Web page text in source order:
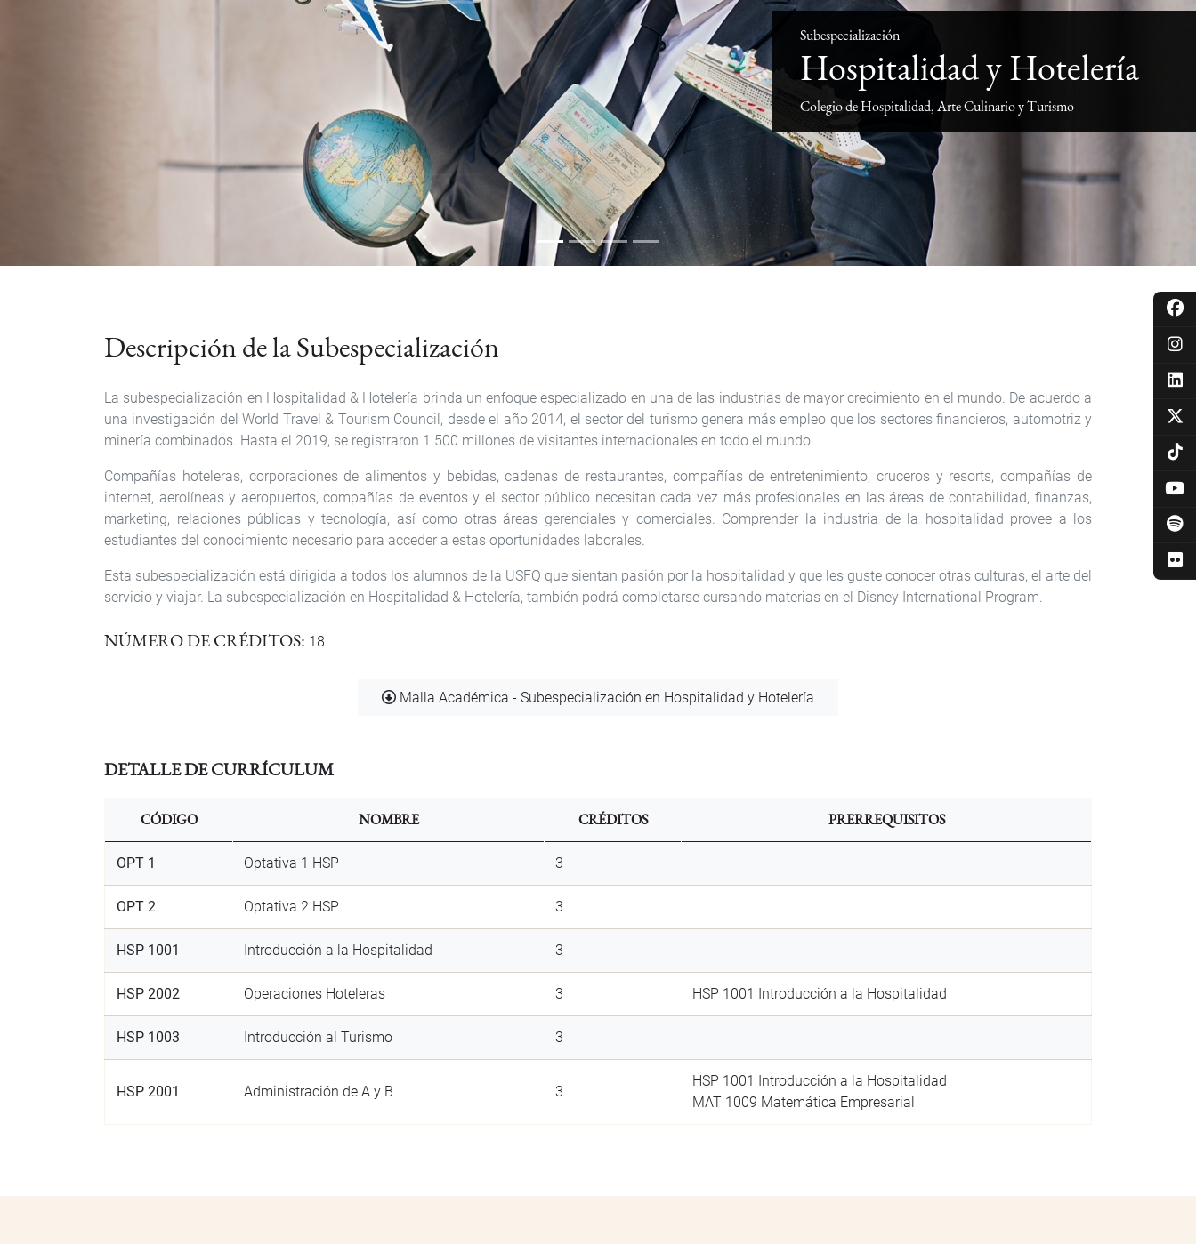
Subespecialización
Hospitalidad y Hotelería
Colegio de Hospitalidad, Arte Culinario y Turismo
Descripción de la Subespecialización
La subespecialización en Hospitalidad & Hotelería brinda un enfoque especializado en una de las industrias de mayor crecimiento en el mundo. De acuerdo a
una investigación del World Travel & Tourism Council, desde el año 2014, el sector del turismo genera más empleo que los sectores financieros, automotriz y
minería combinados. Hasta el 2019, se registraron 1.500 millones de visitantes internacionales en todo el mundo.
Compañías hoteleras, corporaciones de alimentos y bebidas, cadenas de restaurantes, compañías de entretenimiento, cruceros y resorts, compañías de
internet, aerolíneas y aeropuertos, compañías de eventos y el sector público necesitan cada vez más profesionales en las áreas de contabilidad, finanzas,
marketing, relaciones públicas y tecnología, así como otras áreas gerenciales y comerciales. Comprender la industria de la hospitalidad provee a los
estudiantes del conocimiento necesario para acceder a estas oportunidades laborales.
Esta subespecialización está dirigida a todos los alumnos de la USFQ que sientan pasión por la hospitalidad y que les guste conocer otras culturas, el arte del
servicio y viajar. La subespecialización en Hospitalidad & Hotelería, también podrá completarse cursando materias en el Disney International Program.
NÚMERO DE CRÉDITOS 18
Documento
Malla Académica - Subespecialización en Hospitalidad y Hotelería
DETALLE DE CURRÍCULUM
CÓDIGO NOMBRE CRÉDITOS PRERREQUISITOS
OPT 1 Optativa 1 HSP 3
OPT 2 Optativa 2 HSP 3
HSP 1001 Introducción a la Hospitalidad 3
HSP 2002 Operaciones Hoteleras 3 HSP 1001 Introducción a la Hospitalidad
HSP 1003 Introducción al Turismo 3
HSP 2001 Administración de A y B 3
HSP 1001 Introducción a la Hospitalidad
MAT 1009 Matemática Empresarial